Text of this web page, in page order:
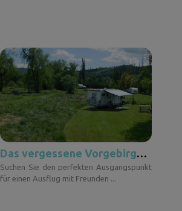
Das vergessene Vorgebirge des Jeseníky-Gebirges: Um Weiden, kleine Tiere und gesponnene Freude
Suchen Sie den perfekten Ausgangspunkt
für einen Ausflug mit Freunden ...